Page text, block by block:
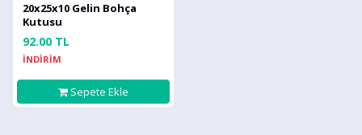
20x25x10 Gelin Bohça
Kutusu
92.00 TL
İNDİRİM
Sepete Ekle